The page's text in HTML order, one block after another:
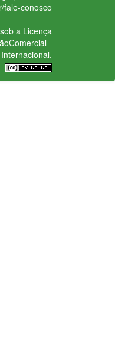
fale-conosco
a Licença
-